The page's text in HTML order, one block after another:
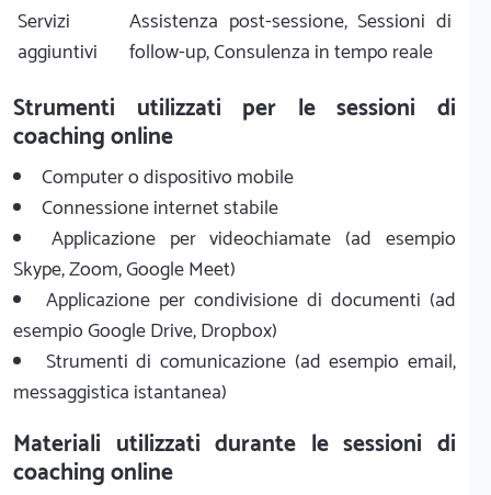
Servizi
aggiuntivi
Assistenza post-sessione, Sessioni di
follow-up, Consulenza in tempo reale
Strumenti utilizzati per le sessioni di
coaching online
Computer o dispositivo mobile
Connessione internet stabile
Applicazione per videochiamate (ad esempio
Skype, Zoom, Google Meet)
Applicazione per condivisione di documenti (ad
esempio Google Drive, Dropbox)
Strumenti di comunicazione (ad esempio email,
messaggistica istantanea)
Materiali utilizzati durante le sessioni di
coaching online